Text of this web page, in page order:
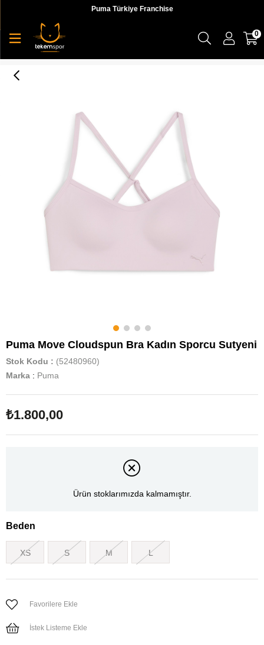
Puma Türkiye Franchise
0
Puma Move Cloudspun Bra Kadın Sporcu Sutyeni
Stok Kodu
(52480960)
Marka : Puma
₺1.800,00
Ürün stoklarımızda kalmamıştır.
Beden
XS S M L
Favorilere Ekle
İstek Listeme Ekle